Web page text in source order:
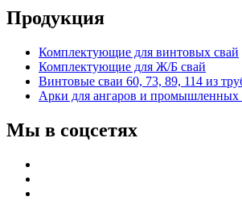
Продукция
Комплектующие для винтовых свай
Комплектующие для Ж/Б свай
Винтовые сваи 60, 73, 89, 114 из
Арки для ангаров и промышленных
Мы в соцсетях